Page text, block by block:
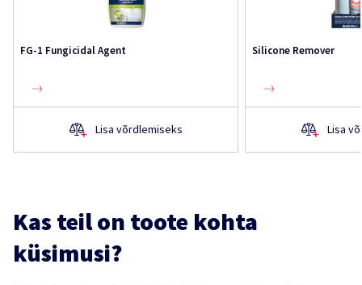
FG-1 Fungicidal Agent
Lisa võrdlemiseks
Silicone Remover
Lisa
Kas teil on toote kohta
küsimusi?